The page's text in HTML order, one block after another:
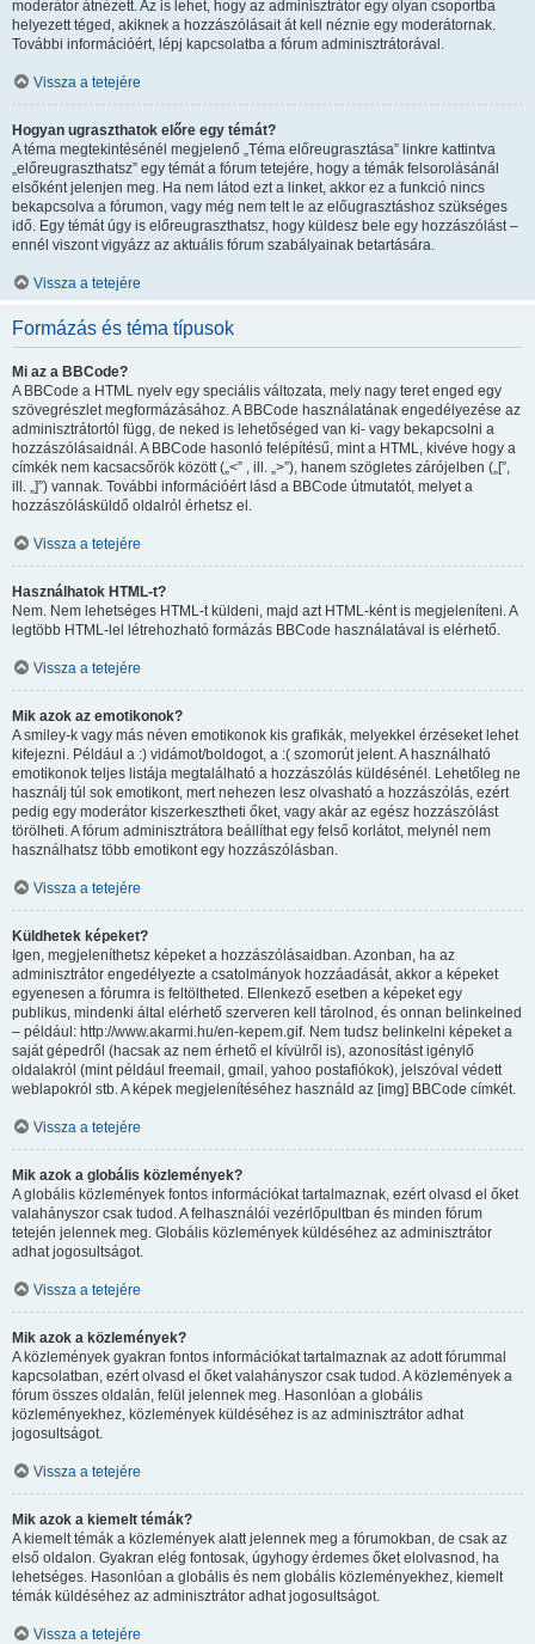
moderátor átnézett. Az is lehet, hogy az adminisztrátor egy olyan csoportba
helyezett téged, akiknek a hozzászólásait át kell néznie egy moderátornak.
További információért, lépj kapcsolatba a fórum adminisztrátorával.
Vissza a tetejére
Hogyan ugraszthatok előre egy témát?
A téma megtekintésénél megjelenő „Téma előreugrasztása” linkre kattintva
„előreugraszthatsz” egy témát a fórum tetejére, hogy a témák felsorolásánál
elsőként jelenjen meg. Ha nem látod ezt a linket, akkor ez a funkció nincs
bekapcsolva a fórumon, vagy még nem telt le az előugrasztáshoz szükséges
idő. Egy témát úgy is előreugraszthatsz, hogy küldesz bele egy hozzászólást –
ennél viszont vigyázz az aktuális fórum szabályainak betartására.
Vissza a tetejére
Formázás és téma típusok
Mi az a BBCode?
A BBCode a HTML nyelv egy speciális változata, mely nagy teret enged egy
szövegrészlet megformázásához. A BBCode használatának engedélyezése az
adminisztrátortól függ, de neked is lehetőséged van ki- vagy bekapcsolni a
hozzászólásaidnál. A BBCode hasonló felépítésű, mint a HTML, kivéve hogy a
címkék nem kacsacsőrök között („<” , ill. „>”), hanem szögletes zárójelben („[”,
ill. „]”) vannak. További információért lásd a BBCode útmutatót, melyet a
hozzászólásküldő oldalról érhetsz el.
Vissza a tetejére
Használhatok HTML-t?
Nem. Nem lehetséges HTML-t küldeni, majd azt HTML-ként is megjeleníteni. A
legtöbb HTML-lel létrehozható formázás BBCode használatával is elérhető.
Vissza a tetejére
Mik azok az emotikonok?
A smiley-k vagy más néven emotikonok kis grafikák, melyekkel érzéseket lehet
kifejezni. Például a :) vidámot/boldogot, a :( szomorút jelent. A használható
emotikonok teljes listája megtalálható a hozzászólás küldésénél. Lehetőleg ne
használj túl sok emotikont, mert nehezen lesz olvasható a hozzászólás, ezért
pedig egy moderátor kiszerkesztheti őket, vagy akár az egész hozzászólást
törölheti. A fórum adminisztrátora beállíthat egy felső korlátot, melynél nem
használhatsz több emotikont egy hozzászólásban.
Vissza a tetejére
Küldhetek képeket?
Igen, megjeleníthetsz képeket a hozzászólásaidban. Azonban, ha az
adminisztrátor engedélyezte a csatolmányok hozzáadását, akkor a képeket
egyenesen a fórumra is feltöltheted. Ellenkező esetben a képeket egy
publikus, mindenki által elérhető szerveren kell tárolnod, és onnan belinkelned
– például: http://www.akarmi.hu/en-kepem.gif. Nem tudsz belinkelni képeket a
saját gépedről (hacsak az nem érhető el kívülről is), azonosítást igénylő
oldalakról (mint például freemail, gmail, yahoo postafiókok), jelszóval védett
weblapokról stb. A képek megjelenítéséhez használd az [img] BBCode címkét.
Vissza a tetejére
Mik azok a globális közlemények?
A globális közlemények fontos információkat tartalmaznak, ezért olvasd el őket
valahányszor csak tudod. A felhasználói vezérlőpultban és minden fórum
tetején jelennek meg. Globális közlemények küldéséhez az adminisztrátor
adhat jogosultságot.
Vissza a tetejére
Mik azok a közlemények?
A közlemények gyakran fontos információkat tartalmaznak az adott fórummal
kapcsolatban, ezért olvasd el őket valahányszor csak tudod. A közlemények a
fórum összes oldalán, felül jelennek meg. Hasonlóan a globális
közleményekhez, közlemények küldéséhez is az adminisztrátor adhat
jogosultságot.
Vissza a tetejére
Mik azok a kiemelt témák?
A kiemelt témák a közlemények alatt jelennek meg a fórumokban, de csak az
első oldalon. Gyakran elég fontosak, úgyhogy érdemes őket elolvasnod, ha
lehetséges. Hasonlóan a globális és nem globális közleményekhez, kiemelt
témák küldéséhez az adminisztrátor adhat jogosultságot.
Vissza a tetejére